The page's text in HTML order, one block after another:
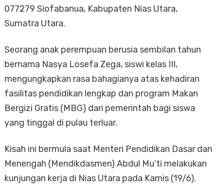
077279 Siofabanua, Kabupaten Nias Utara,
Sumatra Utara.
Seorang anak perempuan berusia sembilan tahun
bernama Nasya Losefa Zega, siswi kelas III,
mengungkapkan rasa bahagianya atas kehadiran
fasilitas pendidikan lengkap dan program Makan
Bergizi Gratis (MBG) dari pemerintah bagi siswa
yang tinggal di pulau terluar.
Kisah ini bermula saat Menteri Pendidikan Dasar dan
Menengah (Mendikdasmen) Abdul Mu’ti melakukan
kunjungan kerja di Nias Utara pada Kamis (19/6).